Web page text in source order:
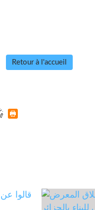
Retour à l'accueil